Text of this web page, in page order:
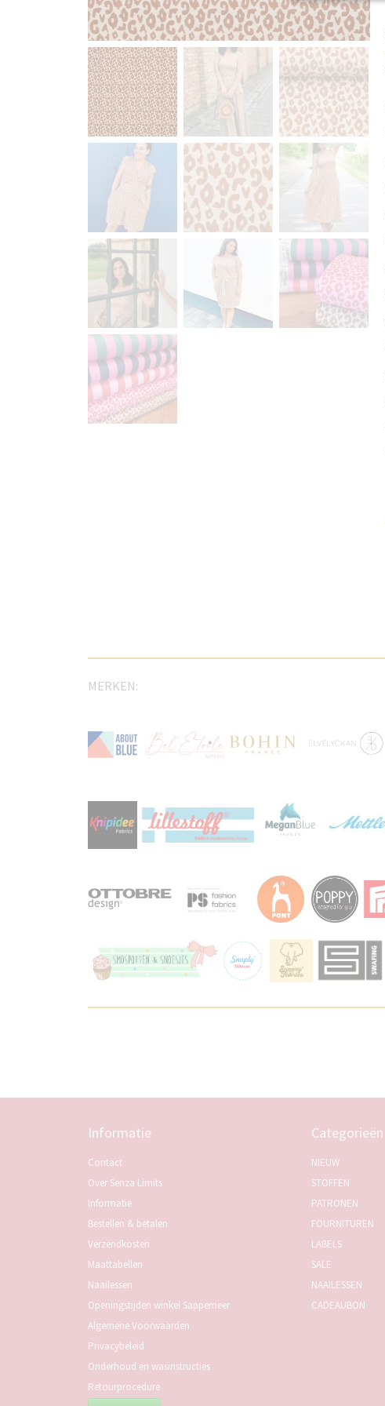
MERKEN:
Informatie
Contact
Over Senza Limits
Informatie
Bestellen & betalen
Verzendkosten
Maattabellen
Naailessen
Openingstijden winkel Sappemeer
Algemene Voorwaarden
Privacybeleid
Onderhoud en wasinstructies
Retourprocedure
Categorieën
NIEUW
STOFFEN
PATRONEN
FOURNITUREN
LABELS
SALE
NAAILESSEN
CADEAUBON